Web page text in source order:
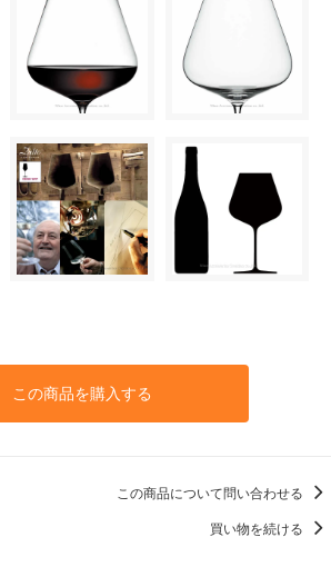
この商品を購入する
この商品について問い合わせる
買い物を続ける